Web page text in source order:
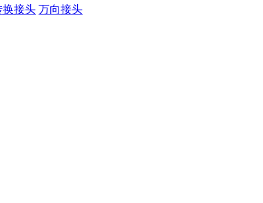
换接头 万向接头